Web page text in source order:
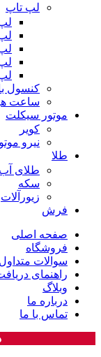
لپ تاپ
کنسول
ساعت
موتور سیکلت
کویر
نیرو
طلا
طلای
سکه
زیورآلات
فرش
صفحه اصلی
فروشگاه
سوالات متداول
راهنمای
وبلاگ
درباره ما
تماس با ما